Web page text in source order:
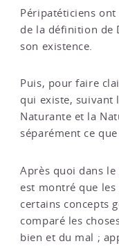
Péripatéticiens
de la définition de
son existence.
Puis, pour faire
qui existe, suivant
Naturante et la
séparément ce que
Après quoi dans le
est montré que
certains concepts
comparé les
bien et du mal ;